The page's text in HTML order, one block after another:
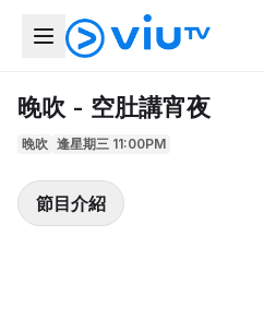
晚吹 - 空肚講宵夜
晚吹 逢星期三 11:00PM
節目介紹